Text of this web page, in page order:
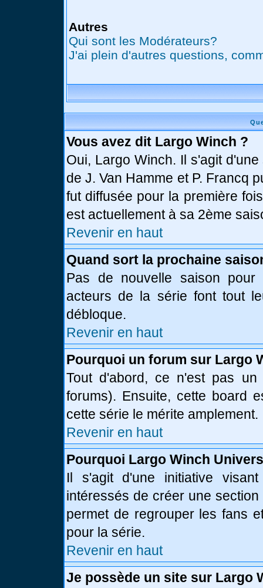
Autres
Qui sont les Modérateurs?
J'ai plein d'autres questions,
Vous avez dit Largo Winch ?
Oui, Largo Winch. Il s'agit
de J. Van Hamme et P. Francq
fut diffusée pour la première
est actuellement à sa 2ème
Revenir en haut
Quand sort la prochaine
Pas de nouvelle saison pour
acteurs de la série font tout
débloque.
Revenir en haut
Pourquoi un forum sur Largo
Tout d'abord, ce n'est pas un
forums). Ensuite, cette board
cette série le mérite amplement.
Revenir en haut
Pourquoi Largo Winch
Il s'agit d'une initiative
intéressés de créer une
permet de regrouper les fans
pour la série.
Revenir en haut
Je possède un site sur Largo